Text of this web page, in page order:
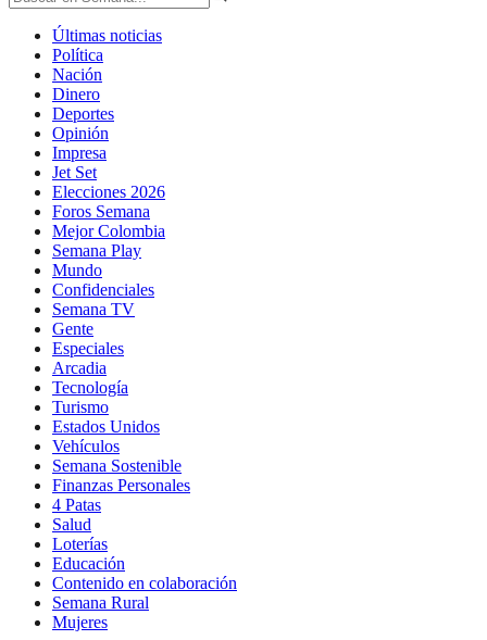
Últimas noticias
Política
Nación
Dinero
Deportes
Opinión
Impresa
Jet Set
Elecciones 2026
Foros Semana
Mejor Colombia
Semana Play
Mundo
Confidenciales
Semana TV
Gente
Especiales
Arcadia
Tecnología
Turismo
Estados Unidos
Vehículos
Semana Sostenible
Finanzas Personales
4 Patas
Salud
Loterías
Educación
Contenido en colaboración
Semana Rural
Mujeres